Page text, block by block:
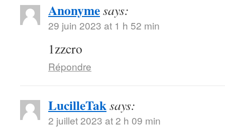
Anonymesays:
29 juin 2023 at 1 h 52 min
1zzcro
Répondre
LucilleTaksays:
2 juillet 2023 at 2 h 09 min